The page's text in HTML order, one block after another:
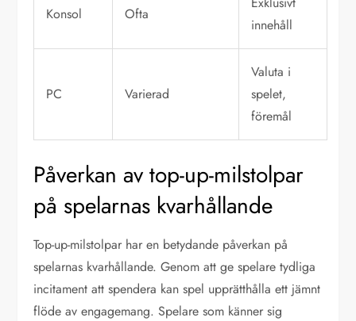
Konsol Ofta
innehåll
PC Varierad
Valuta i
spelet,
föremål
Påverkan av top-up-milstolpar
på spelarnas kvarhållande
Top-up-milstolpar har en betydande påverkan på
spelarnas kvarhållande. Genom att ge spelare tydliga
incitament att spendera kan spel upprätthålla ett jämnt
flöde av engagemang. Spelare som känner sig